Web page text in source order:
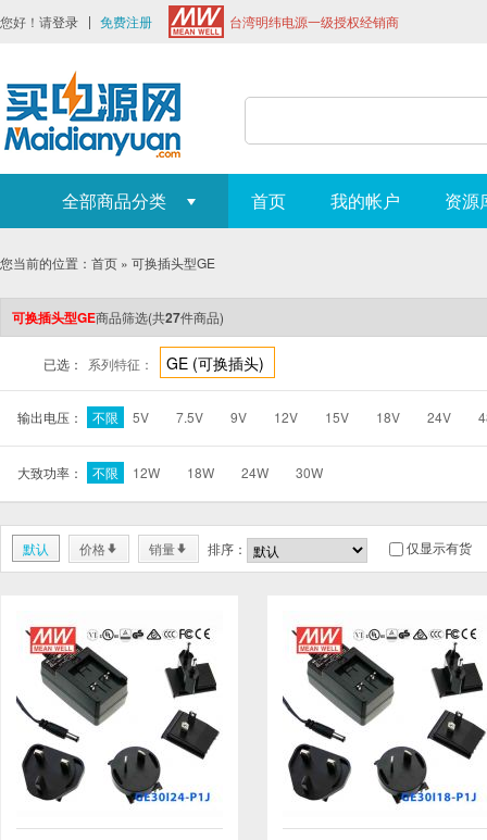
您好！请登录 免费注册 台湾明纬电源一级授权经销商
全部商品分类 首页 我的帐户 资源
您当前的位置： 首页 » 可换插头型GE
可换插头型GE商品筛选(共27件商品)
已选： 系列特征： GE (可换插头)
输出电压： 不限 5V 7.5V 9V 12V 15V 18V 24V
大致功率： 不限 12W 18W 24W 30W
默认 价格* 销量* 排序： 仅显示有货